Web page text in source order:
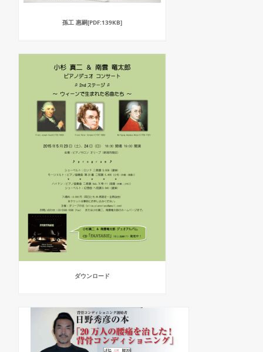
孫工 惠嗣[PDF:139KB]
ダウンロード